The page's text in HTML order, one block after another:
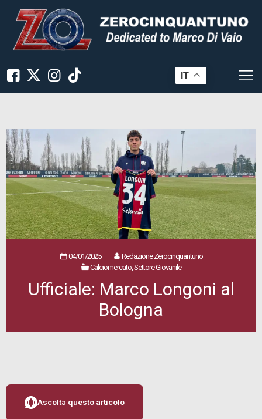
IT
04/01/2025
Redazione Zerocinquantuno
Calciomercato, Settore Giovanile
Ufficiale: Marco Longoni al
Bologna
Ascolta questo articolo